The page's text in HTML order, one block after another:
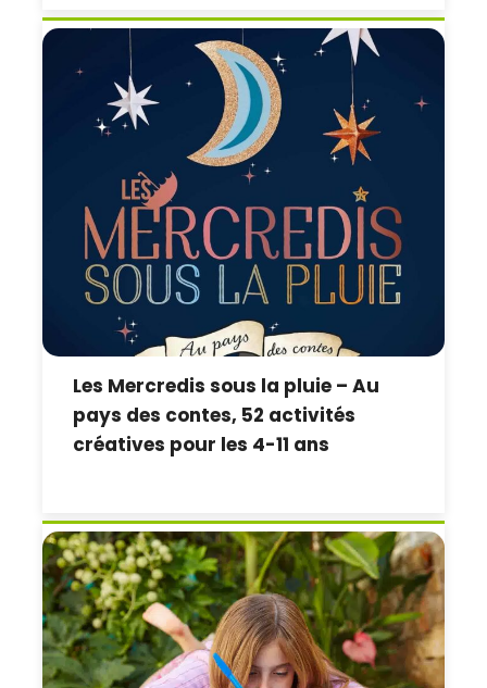
Les Mercredis sous la pluie – Au
pays des contes, 52 activités
créatives pour les 4-11 ans